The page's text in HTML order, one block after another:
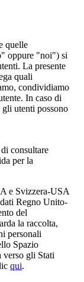
quelle
oppure "noi") si
La presente
quali
condividiamo
In caso di
utenti possono
consultare
per la
e Svizzera-USA
Regno Unito-
del
la raccolta,
personali
Spazio
verso gli Stati
qui.